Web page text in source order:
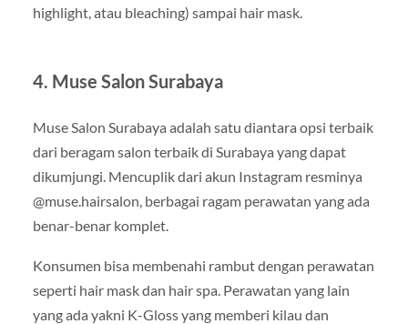
highlight, atau bleaching) sampai hair mask.
4. Muse Salon Surabaya
Muse Salon Surabaya adalah satu diantara opsi terbaik
dari beragam salon terbaik di Surabaya yang dapat
dikumjungi. Mencuplik dari akun Instagram resminya
@muse.hairsalon, berbagai ragam perawatan yang ada
benar-benar komplet.
Konsumen bisa membenahi rambut dengan perawatan
seperti hair mask dan hair spa. Perawatan yang lain
yang ada yakni K-Gloss yang memberi kilau dan